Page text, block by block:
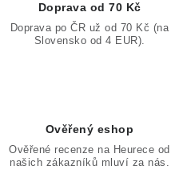
Doprava od 70 Kč
Doprava po ČR už od 70 Kč (na
Slovensko od 4 EUR).
Ověřený eshop
Ověřené recenze na Heurece od
našich zákazníků mluví za nás.